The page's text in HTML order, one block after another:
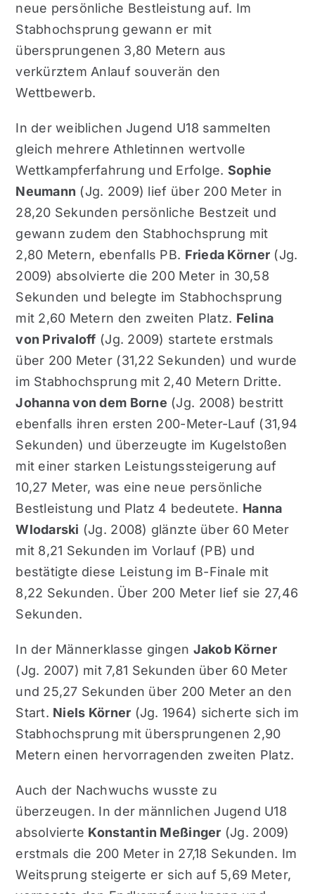
neue persönliche Bestleistung auf. Im
Stabhochsprung gewann er mit
übersprungenen 3,80 Metern aus
verkürztem Anlauf souverän den
Wettbewerb.
In der weiblichen Jugend U18 sammelten
gleich mehrere Athletinnen wertvolle
Wettkampferfahrung und Erfolge. Sophie
Neumann (Jg. 2009) lief über 200 Meter in
28,20 Sekunden persönliche Bestzeit und
gewann zudem den Stabhochsprung mit
2,80 Metern, ebenfalls PB. Frieda Körner (Jg.
2009) absolvierte die 200 Meter in 30,58
Sekunden und belegte im Stabhochsprung
mit 2,60 Metern den zweiten Platz. Felina
von Privaloff (Jg. 2009) startete erstmals
über 200 Meter (31,22 Sekunden) und wurde
im Stabhochsprung mit 2,40 Metern Dritte.
Johanna von dem Borne (Jg. 2008) bestritt
ebenfalls ihren ersten 200-Meter-Lauf (31,94
Sekunden) und überzeugte im Kugelstoßen
mit einer starken Leistungssteigerung auf
10,27 Meter, was eine neue persönliche
Bestleistung und Platz 4 bedeutete. Hanna
Wlodarski (Jg. 2008) glänzte über 60 Meter
mit 8,21 Sekunden im Vorlauf (PB) und
bestätigte diese Leistung im B-Finale mit
8,22 Sekunden. Über 200 Meter lief sie 27,46
Sekunden.
In der Männerklasse gingen Jakob Körner
(Jg. 2007) mit 7,81 Sekunden über 60 Meter
und 25,27 Sekunden über 200 Meter an den
Start. Niels Körner (Jg. 1964) sicherte sich im
Stabhochsprung mit übersprungenen 2,90
Metern einen hervorragenden zweiten Platz.
Auch der Nachwuchs wusste zu
überzeugen. In der männlichen Jugend U18
absolvierte Konstantin Meßinger (Jg. 2009)
erstmals die 200 Meter in 27,18 Sekunden. Im
Weitsprung steigerte er sich auf 5,69 Meter,